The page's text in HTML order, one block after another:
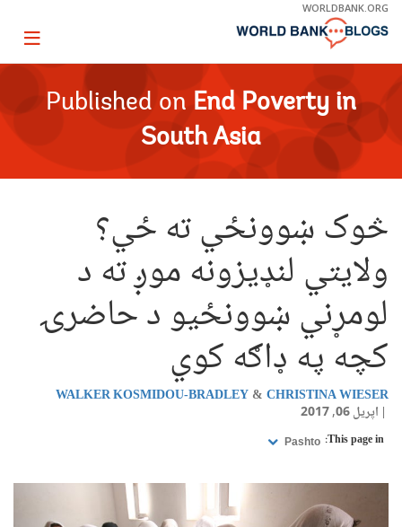
Skip
Main
WORLDBANK.ORG
Page
Published on End Poverty in
South Asia
څوک ښوونځي ته ځي؟
ولايتي لنډيزونه موږ ته د
لومړني ښوونځيو د حاضرۍ
کچه په ډاګه کوي
CHRISTINA WIESER
WALKER KOSMIDOU-BRADLEY
اپریل 06, 2017
This page in:
Pashto